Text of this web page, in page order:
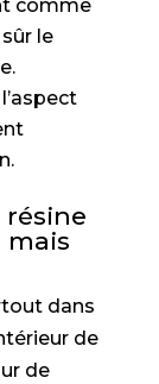
comme
le
dans
de
de